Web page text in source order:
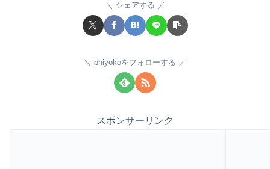
シェアする
phiyokoをフォローする
スポンサーリンク